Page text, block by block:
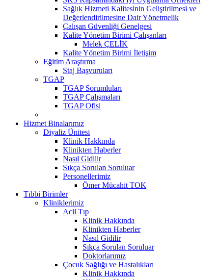
Sağlık Hizmeti Kalitesinin Geliştirilmesi ve
Değerlendirilmesine Dair Yönetmelik
Çalışan Güvenliği Genelgesi
Kalite Yönetim Birimi Çalışanları
Melek ÇELİK
Kalite Yönetim Birimi İletişim
Eğitim Araştırma
Staj Başvuruları
TGAP
TGAP Sorumluları
TGAP Çalışmaları
TGAP Ofisi
Hizmet Binalarımız
Diyaliz Ünitesi
Klinik Hakkında
Klinikten Haberler
Nasıl Gidilir
Sıkça Sorulan Soruluar
Personellerimiz
Ömer Mücahit TOK
Tıbbi Birimler
Kliniklerimiz
Acil Tıp
Klinik Hakkında
Klinikten Haberler
Nasıl Gidilir
Sıkça Sorulan Soruluar
Doktorlarımız
Çocuk Sağlığı ve Hastalıkları
Klinik Hakkında